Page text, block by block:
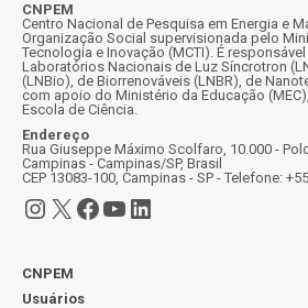
CNPEM
Centro Nacional de Pesquisa em Energia e
Organização Social supervisionada pelo
Tecnologia e Inovação (MCTI). É
Laboratórios Nacionais de Luz Síncrotron
(LNBio), de Biorrenováveis (LNBR), de
com apoio do Ministério da Educação
Escola de Ciência.
Endereço
Rua Giuseppe Máximo Scolfaro, 10.000 -
Campinas - Campinas/SP, Brasil
CEP 13083-100, Campinas - SP - Telefone:
Instagram
X Facebook
Youtube
LinkedIn
CNPEM
Usuários